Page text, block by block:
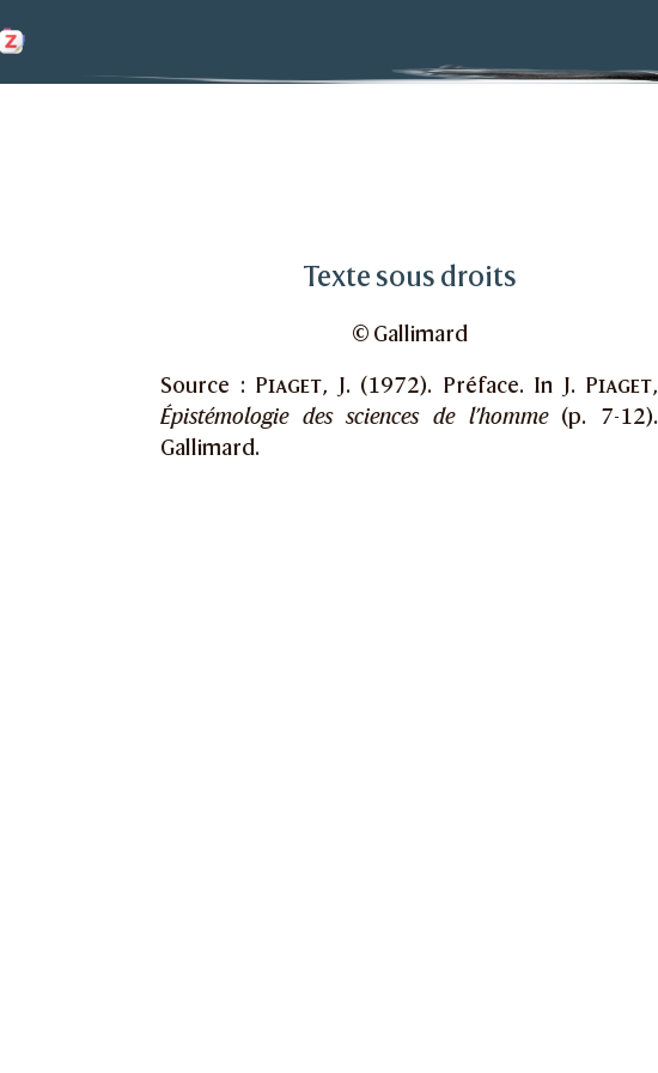
des sciences de l’homme
Texte sous droits
© Gallimard
Source : Piaget, J. (1972). Préface. In J. Piaget,
Épistémologie des sciences de l’homme(p. 7-12).
Gallimard.